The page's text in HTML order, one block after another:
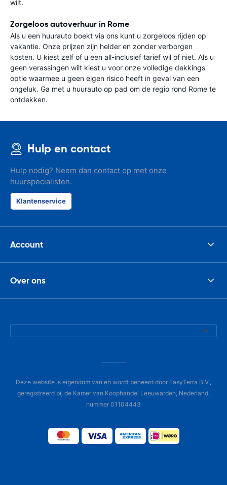
wilt.
Zorgeloos autoverhuur in Rome
Als u een huurauto boekt via ons kunt u zorgeloos rijden op
vakantie. Onze prijzen zijn helder en zonder verborgen
kosten. U kiest zelf of u een all-inclusief tarief wil of niet. Als u
geen verassingen wilt kiest u voor onze volledige dekkings
optie waarmee u geen eigen risico heeft in geval van een
ongeluk. Ga met u huurauto op pad om de regio rond Rome te
ontdekken.
Hulp en contact
Hulp nodig? Neem dan contact op met onze
huurspecialisten.
Klantenservice
Account
Over ons
Deze website is eigendom van en wordt beheerd door EasyTerra B.V.,
geregistreerd bij de Kamer van Koophandel Leeuwarden, Nederland,
nummer 01104443